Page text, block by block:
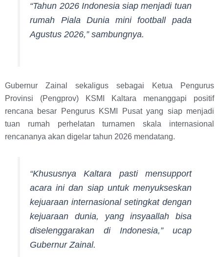
“Tahun 2026 Indonesia siap menjadi tuan
rumah Piala Dunia mini football pada
Agustus 2026,” sambungnya.
Gubernur Zainal sekaligus sebagai Ketua Pengurus
Provinsi (Pengprov) KSMI Kaltara menanggapi positif
rencana besar Pengurus KSMI Pusat yang siap menjadi
tuan rumah perhelatan turnamen skala internasional
rencananya akan digelar tahun 2026 mendatang.
“Khususnya Kaltara pasti mensupport
acara ini dan siap untuk menyukseskan
kejuaraan internasional setingkat dengan
kejuaraan dunia, yang insyaallah bisa
diselenggarakan di Indonesia,” ucap
Gubernur Zainal.